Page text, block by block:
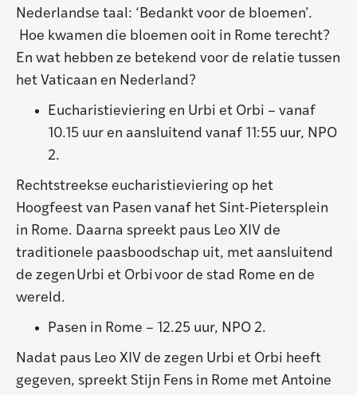
Nederlandse taal: ‘Bedankt voor de bloemen’.
Hoe kwamen die bloemen ooit in Rome terecht?
En wat hebben ze betekend voor de relatie tussen
het Vaticaan en Nederland?
Eucharistieviering en Urbi et Orbi – vanaf
10.15 uur en aansluitend vanaf 11:55 uur, NPO
2.
Rechtstreekse eucharistieviering op het
Hoogfeest van Pasen vanaf het Sint-Pietersplein
in Rome. Daarna spreekt paus Leo XIV de
traditionele paasboodschap uit, met aansluitend
de zegen Urbi et Orbi voor de stad Rome en de
wereld.
Pasen in Rome – 12.25 uur, NPO 2.
Nadat paus Leo XIV de zegen Urbi et Orbi heeft
gegeven, spreekt Stijn Fens in Rome met Antoine